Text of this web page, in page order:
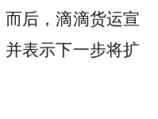
后，滴滴货运宣
表示下一步将扩